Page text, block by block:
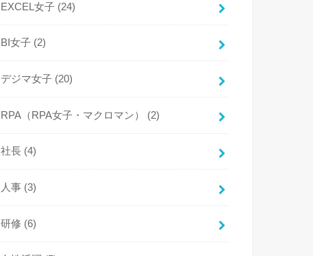
EXCEL女子 (24)
BI女子 (2)
デジマ女子 (20)
RPA（RPA女子・マクロマン） (2)
社長 (4)
人事 (3)
研修 (6)